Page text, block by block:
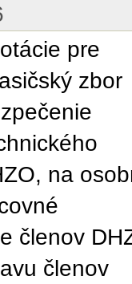
pre
zbor
na
členov
členov